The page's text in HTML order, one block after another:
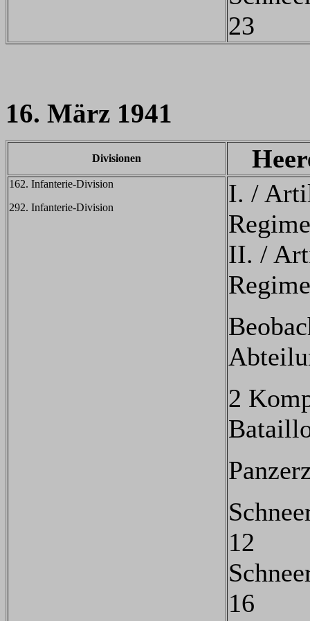
23
16. März 1941
Divisionen
162. Infanterie-Division
292. Infanterie-Division
I. /
II. /
2
12
16